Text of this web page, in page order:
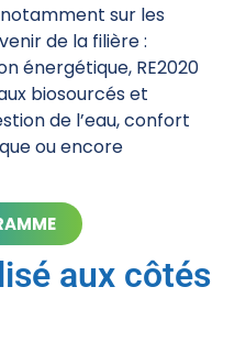
sur les
de la filière :
énergétique, RE2020
biosourcés et
de l’eau, confort
ou encore
aux côtés